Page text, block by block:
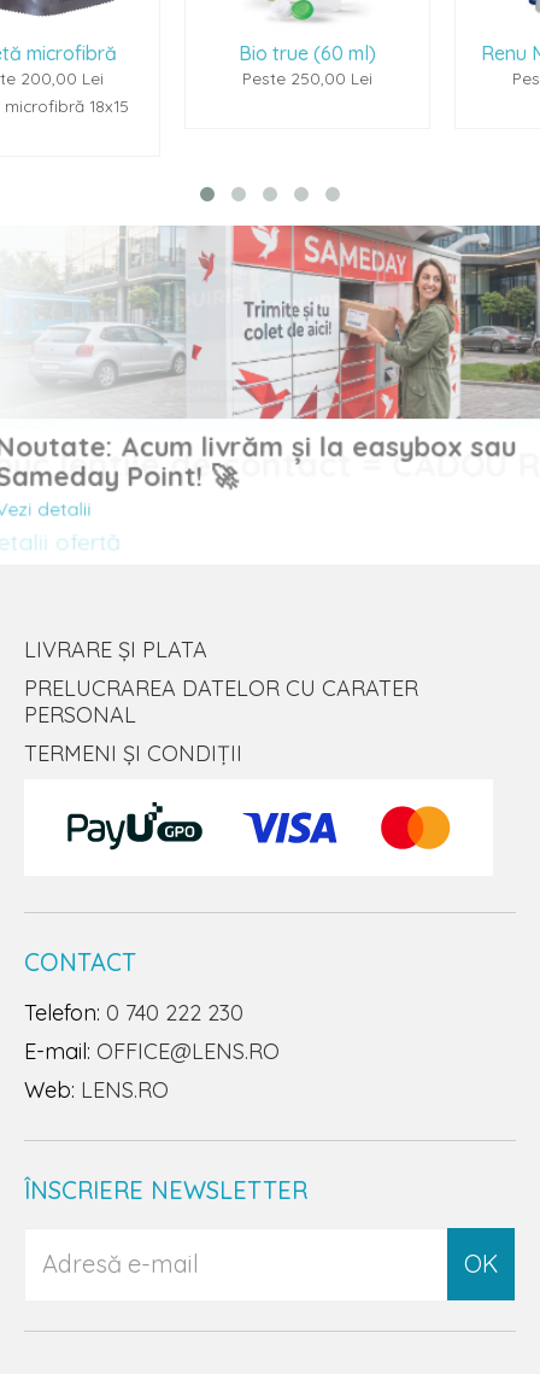
Bio true (60 ml)
Peste 250,00 Lei
Renu Multiplus
Peste 250,00 Lei
lentile de contact = CADOU
ofertă
Noutate: Acum livrăm și la easybox sau
Sameday Point! 🚀
Vezi detalii
LIVRARE ȘI PLATA
PRELUCRAREA DATELOR CU CARATER
PERSONAL
TERMENI ȘI CONDIȚII
CONTACT
Telefon: 0 740 222 230
E-mail: OFFICE@LENS.RO
Web: LENS.RO
ÎNSCRIERE NEWSLETTER
OK